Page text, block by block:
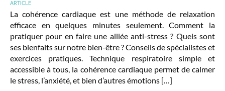
ARTICLE
La cohérence cardiaque est une méthode de relaxation
efficace en quelques minutes seulement. Comment la
pratiquer pour en faire une alliée anti-stress ? Quels sont
ses bienfaits sur notre bien-être ? Conseils de spécialistes et
exercices pratiques. Technique respiratoire simple et
accessible à tous, la cohérence cardiaque permet de calmer
le stress, l’anxiété, et bien d’autres émotions […]